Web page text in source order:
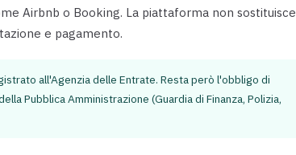
Airbnb o Booking. La piattaforma non sostituisce
e pagamento.
all'Agenzia delle Entrate. Resta però l'obbligo di
Pubblica Amministrazione (Guardia di Finanza, Polizia,